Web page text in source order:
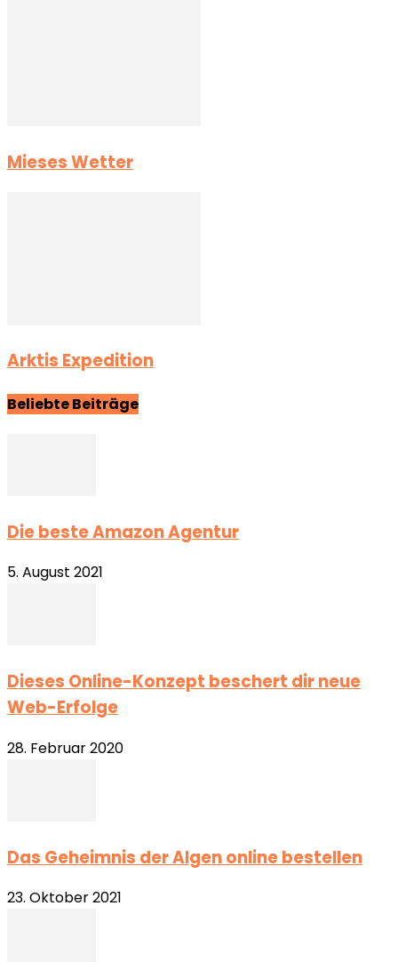
Mieses Wetter
Arktis Expedition
Beliebte Beiträge
Die beste Amazon Agentur
5. August 2021
Dieses Online-Konzept beschert dir neue
Web-Erfolge
28. Februar 2020
Das Geheimnis der Algen online bestellen
23. Oktober 2021